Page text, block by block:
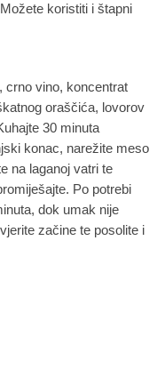
koristiti i štapni
crno vino, koncentrat
oraščića, lovorov
30 minuta
konac, narežite meso
na laganoj vatri te
Po potrebi
dok umak nije
začine te posolite i